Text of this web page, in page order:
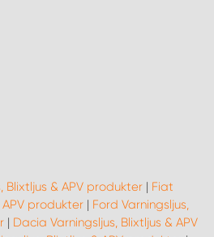
Blixtljus & APV produkter | Fiat
APV produkter| Ford Varningsljus,
| Dacia Varningsljus, Blixtljus & APV